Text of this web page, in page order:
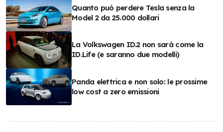
Quanto può perdere Tesla senza la
Model 2 da 25.000 dollari
La Volkswagen ID.2 non sarà come la
ID.Life (e saranno due modelli)
Panda elettrica e non solo: le prossime
low cost a zero emissioni